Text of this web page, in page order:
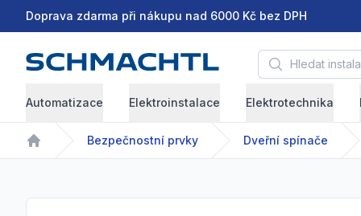
Doprava zdarma při nákupu nad 6000 Kč bez DPH
Hledat
Automatizace Elektroinstalace Elektrotechnika
Home
Bezpečnostní prvky Dveřní spínače